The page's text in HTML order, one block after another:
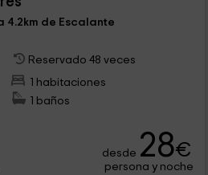
de Escalante
Reservado 48 veces
1 habitaciones
1 baños
desde 28€
persona y noche